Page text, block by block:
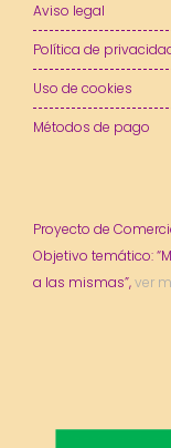
Aviso legal
Política de
Uso de cookies
Métodos de pago
Proyecto de
Objetivo temático:
a las mismas”,ver